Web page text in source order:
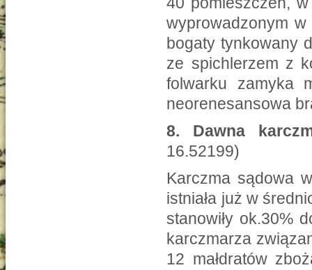
wyprowadzonym w
bogaty tynkowany
ze spichlerzem z
folwarku zamyka
neorenesansowa
8.
Dawna
16.52199)
Karczma sądowa
istniała już w
stanowiły ok.30%
karczmarza
12 małdratów